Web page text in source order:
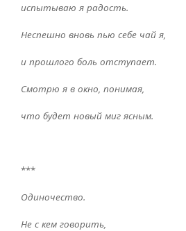
испытываю я радость.
Неспешно вновь пью себе чай я,
и прошлого боль отступает.
Смотрю я в окно, понимая,
что будет новый миг ясным.
***
Одиночество.
Не с кем говорить,